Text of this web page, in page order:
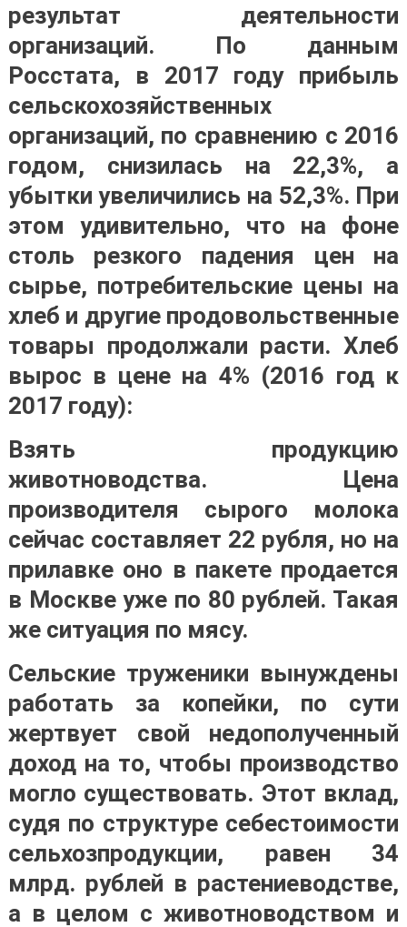
результат деятельности
организаций. По данным
Росстата, в 2017 году прибыль
сельскохозяйственных
организаций, по сравнению с 2016
годом, снизилась на 22,3%, а
убытки увеличились на 52,3%. При
этом удивительно, что на фоне
столь резкого падения цен на
сырье, потребительские цены на
хлеб и другие продовольственные
товары продолжали расти. Хлеб
вырос в цене на 4% (2016 год к
2017 году):
Взять продукцию
животноводства. Цена
производителя сырого молока
сейчас составляет 22 рубля, но на
прилавке оно в пакете продается
в Москве уже по 80 рублей. Такая
же ситуация по мясу.
Сельские труженики вынуждены
работать за копейки, по сути
жертвует свой недополученный
доход на то, чтобы производство
могло существовать. Этот вклад,
судя по структуре себестоимости
сельхозпродукции, равен 34
млрд. рублей в растениеводстве,
а в целом с животноводством и